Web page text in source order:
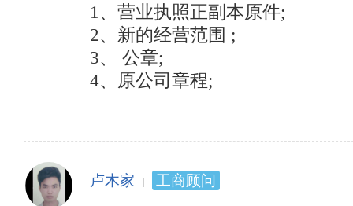
1、营业执照正副本原件;
2、新的经营范围 ;
3、 公章;
4、原公司章程;
卢木家 工商顾问